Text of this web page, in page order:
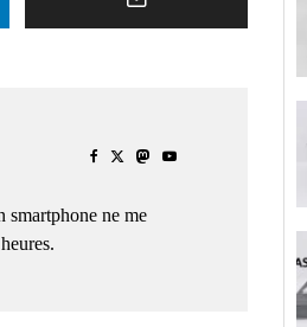
smartphone ne me